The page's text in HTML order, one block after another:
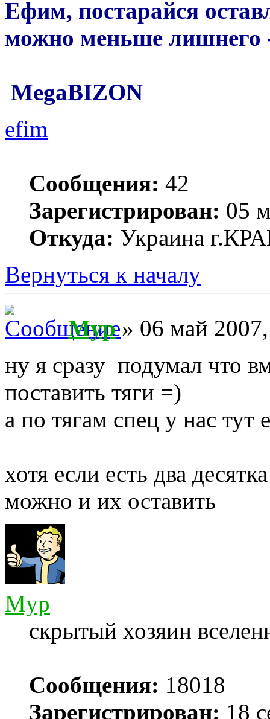
Ефим, постарайся
можно меньше лишнего
MegaBIZON
efim
Сообщения: 42
Зарегистрирован: 05
Откуда: Украина
Вернуться к началу
Myp» 06 май
ну я сразу подумал что
поставить тяги =)
а по тягам спец у нас тут
хотя если есть два
можно и их оставить
Myp
скрытый хозяин
Сообщения: 18018
Зарегистрирован: 18